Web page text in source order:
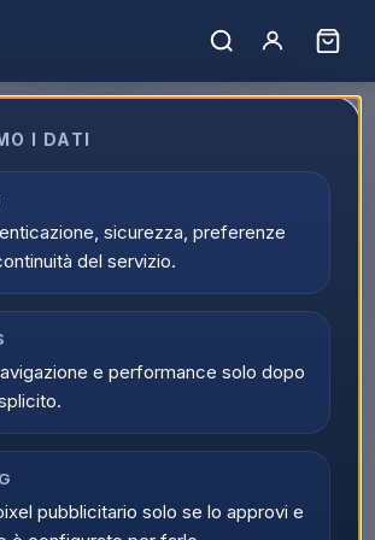
I DATI
sicurezza, preferenze
del servizio.
e performance solo dopo
pubblicitario solo se lo approvi e
ELECTRONICS
TV
Esterni
Superior Antenna Tv
Amplificata Per Interni
Scopri il prodotto
SUPERIOR ELECTRONICS